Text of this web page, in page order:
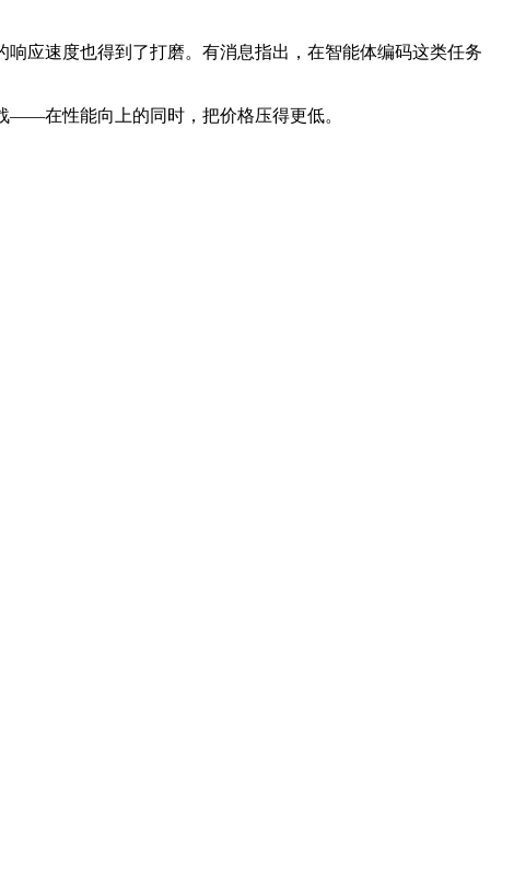
响应速度也得到了打磨。有消息指出，在智能体编码这类任务
——在性能向上的同时，把价格压得更低。